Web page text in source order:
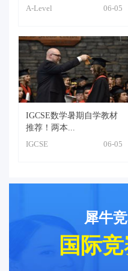
A-Level
06-05
IGCSE数学暑期自学教材
推荐！两本...
IGCSE
06-05
犀牛
国际